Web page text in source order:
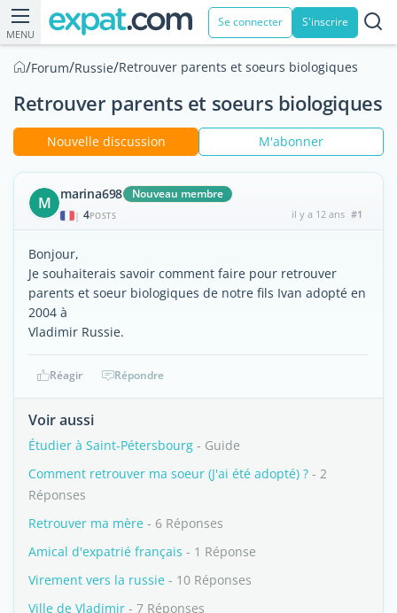
MENU
Se connecter S'inscrire
/Forum/Russie/Retrouver parents et soeurs biologiques
Retrouver parents et soeurs biologiques
Nouvelle discussion M'abonner
M marina698 Nouveau membre
| 4POSTS il y a 12 ans #1
Bonjour,
Je souhaiterais savoir comment faire pour retrouver
parents et soeur biologiques de notre fils Ivan adopté en
2004 à
Vladimir Russie.
Réagir Répondre
Voir aussi
Étudier à Saint-Pétersbourg - Guide
Comment retrouver ma soeur (J'ai été adopté) ? - 2
Réponses
Retrouver ma mère - 6 Réponses
Amical d'expatrié français - 1 Réponse
Virement vers la russie - 10 Réponses
Ville de Vladimir - 7 Réponses